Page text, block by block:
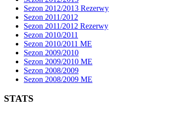
Sezon 2012/2013 Rezerwy
Sezon 2011/2012
Sezon 2011/2012 Rezerwy
Sezon 2010/2011
Sezon 2010/2011 ME
Sezon 2009/2010
Sezon 2009/2010 ME
Sezon 2008/2009
Sezon 2008/2009 ME
STATS